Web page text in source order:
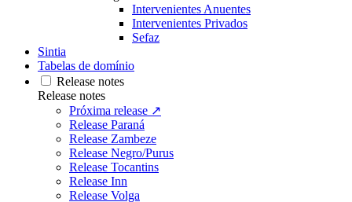
Intervenientes Anuentes
Intervenientes Privados
Sefaz
Sintia
Tabelas de domínio
Release notes
Release notes
Próxima release ↗
Release Paraná
Release Zambeze
Release Negro/Purus
Release Tocantins
Release Inn
Release Volga